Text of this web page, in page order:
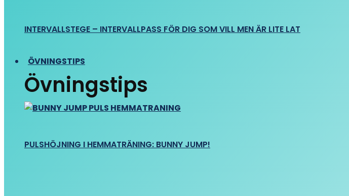
INTERVALLSTEGE – INTERVALLPASS FÖR DIG SOM VILL MEN ÄR LITE LAT
ÖVNINGSTIPS
Övningstips
PULSHÖJNING I HEMMATRÄNING: BUNNY JUMP!